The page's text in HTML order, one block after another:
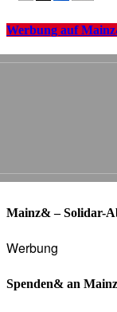
Werbung auf
Mainz& – Solidar-
Werbung
Spenden& an